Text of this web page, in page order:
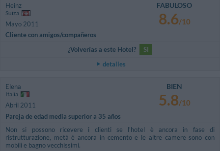
Heinz
Suiza
Mayo 2011
Cliente con amigos/compañeros
FABULOSO
8.6/10
¿Volverías a este Hotel?
SI
detalles
Elena
Italia
Abril 2011
Pareja de edad media superior a 35 años
BIEN
5.8/10
Non si possono ricevere i clienti se l'hotel è ancora in fase di
ristrutturazione, metà è ancora in cemento e le altre camere sono con
mobili e bagno vecchissimi.